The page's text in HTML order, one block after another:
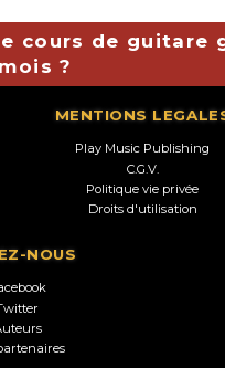
cours de guitare
?
MENTIONS
Play Music Publishing
C.G.V.
Politique vie privée
Droits d'utilisation
NOUS